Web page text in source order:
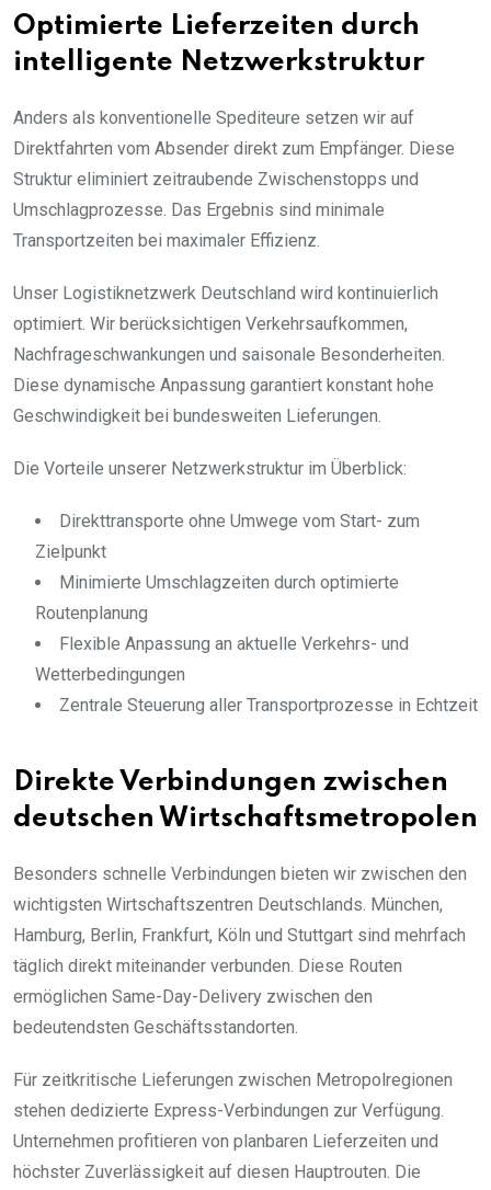
Optimierte Lieferzeiten durch
intelligente Netzwerkstruktur
Anders als konventionelle Spediteure setzen wir auf
Direktfahrten vom Absender direkt zum Empfänger. Diese
Struktur eliminiert zeitraubende Zwischenstopps und
Umschlagprozesse. Das Ergebnis sind minimale
Transportzeiten bei maximaler Effizienz.
Unser Logistiknetzwerk Deutschland wird kontinuierlich
optimiert. Wir berücksichtigen Verkehrsaufkommen,
Nachfrageschwankungen und saisonale Besonderheiten.
Diese dynamische Anpassung garantiert konstant hohe
Geschwindigkeit bei bundesweiten Lieferungen.
Die Vorteile unserer Netzwerkstruktur im Überblick:
Direkttransporte ohne Umwege vom Start- zum
Zielpunkt
Minimierte Umschlagzeiten durch optimierte
Routenplanung
Flexible Anpassung an aktuelle Verkehrs- und
Wetterbedingungen
Zentrale Steuerung aller Transportprozesse in Echtzeit
Direkte Verbindungen zwischen
deutschen Wirtschaftsmetropolen
Besonders schnelle Verbindungen bieten wir zwischen den
wichtigsten Wirtschaftszentren Deutschlands. München,
Hamburg, Berlin, Frankfurt, Köln und Stuttgart sind mehrfach
täglich direkt miteinander verbunden. Diese Routen
ermöglichen Same-Day-Delivery zwischen den
bedeutendsten Geschäftsstandorten.
Für zeitkritische Lieferungen zwischen Metropolregionen
stehen dedizierte Express-Verbindungen zur Verfügung.
Unternehmen profitieren von planbaren Lieferzeiten und
höchster Zuverlässigkeit auf diesen Hauptrouten. Die